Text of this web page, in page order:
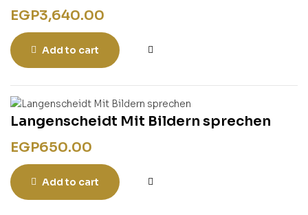
Beruf
EGP3,640.00
Add to cart
Langenscheidt Mit Bildern sprechen
EGP650.00
Add to cart